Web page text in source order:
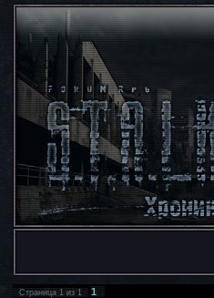
Страница1из1 1